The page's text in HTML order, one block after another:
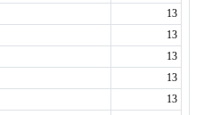
13
13
13
13
13